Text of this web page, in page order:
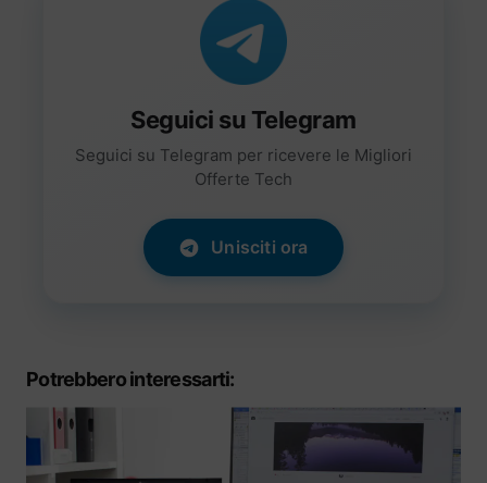
Seguici su Telegram
Seguici su Telegram per ricevere le Migliori
Offerte Tech
Unisciti ora
Potrebbero interessarti: